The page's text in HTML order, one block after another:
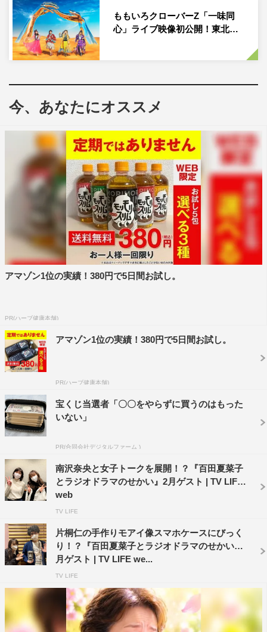
番組情報
『百田夏菜子とラジオドラマのせかい』
ニッポン放送
WEB
公式Twitter：https://twitter.com/momotasekai1242
公式YouTubeチャンネル：
https://www.youtube.com/channel/UCoC-
N21ESx3_I8Y1_RhAqzA
百田夏菜子 陣内孝則
ももいろクローバーZ「一味同
心」ライブ映像初公開！東北…
今、あなたにオススメ
アマゾン1位の実績！380円で5日間お試し。
PR(ハーブ健康本舗)
アマゾン1位の実績！380円で5日間お試し。
PR(ハーブ健康本舗)
宝くじ当選者「〇〇をやらずに買うのはもった
いない」
PR(合同会社デジタルファーム )
南沢奈央と女子トークを展開！？『百田夏菜子
とラジオドラマのせかい』2月ゲスト | TV LIFE
web
TV LIFE
片桐仁の手作りモアイ像スマホケースにびっく
り！？『百田夏菜子とラジオドラマのせかい』4
月ゲスト | TV LIFE we...
TV LIFE